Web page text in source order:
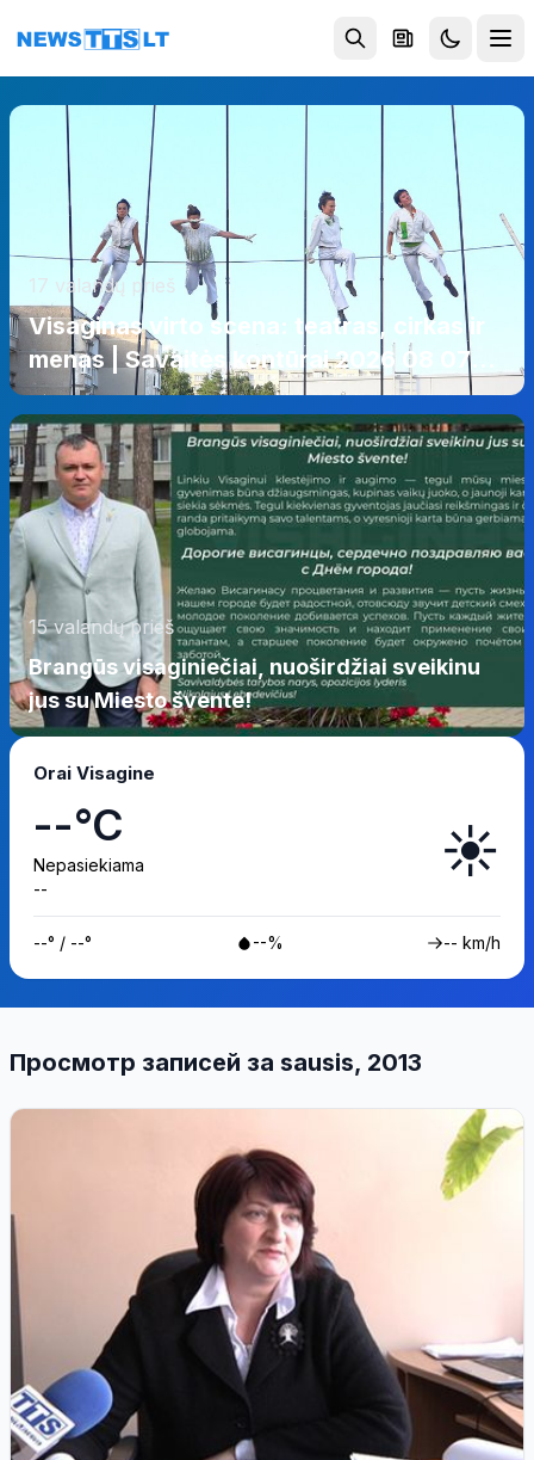
Eiti į turinį
17 valandų prieš
Visaginas virto scena: teatras, cirkas ir
menas | Savaitės kontūrai 2026 08 07
(video)
15 valandų prieš
Brangūs visaginiečiai, nuoširdžiai sveikinu
jus su Miesto švente!
Orai Visagine
--°C
Nepasiekiama
--
☀️
--° / --° --% -- km/h
Просмотр записей за sausis, 2013